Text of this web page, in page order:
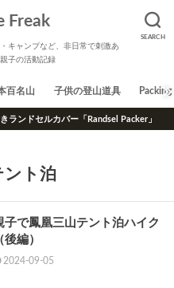
SEARCH
Freak
キャンプなど、非日常で刺激あ
子の活動記録
百名山 子供の登山道具 Packing
ランドセルカバー「Randsel Packer」
ント泊
子で鳳凰三山テント泊ハイク
後編）
2024-09-05